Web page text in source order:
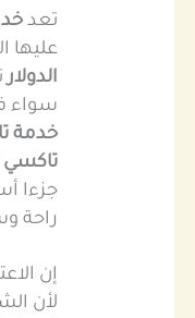
تعد
عليها
الدولار
سواء
خدمة
تاكسي
جزءا
راحة
إن
لأن